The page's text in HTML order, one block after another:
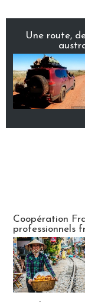
Une route,
Coopération
professionnels